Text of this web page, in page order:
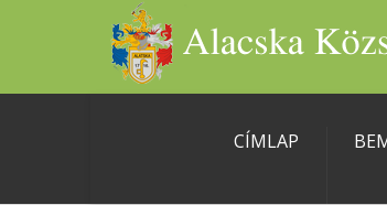
CÍMLAP